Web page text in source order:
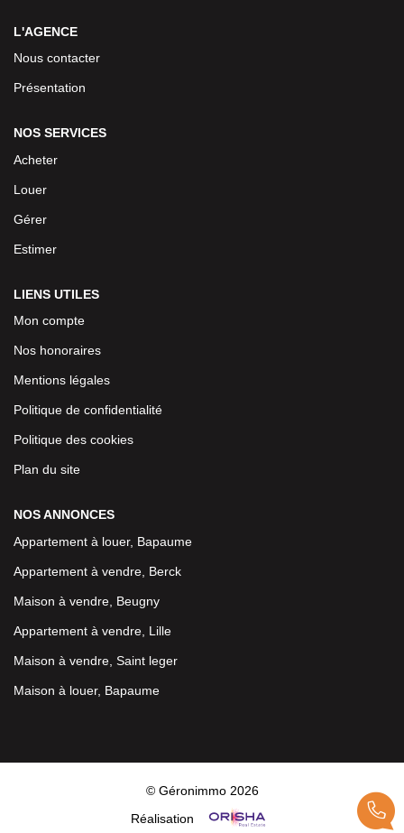
L'AGENCE
Nous contacter
Présentation
NOS SERVICES
Acheter
Louer
Gérer
Estimer
LIENS UTILES
Mon compte
Nos honoraires
Mentions légales
Politique de confidentialité
Politique des cookies
Plan du site
NOS ANNONCES
Appartement à louer, Bapaume
Appartement à vendre, Berck
Maison à vendre, Beugny
Appartement à vendre, Lille
Maison à vendre, Saint leger
Maison à louer, Bapaume
© Géronimmo 2026
Réalisation